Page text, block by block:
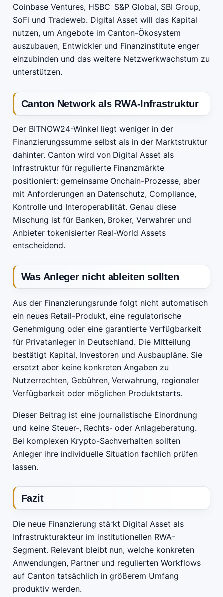
Coinbase Ventures, HSBC, S&P Global, SBI Group,
SoFi und Tradeweb. Digital Asset will das Kapital
nutzen, um Angebote im Canton-Ökosystem
auszubauen, Entwickler und Finanzinstitute enger
einzubinden und das weitere Netzwerkwachstum zu
unterstützen.
Canton Network als RWA-Infrastruktur
Der BITNOW24-Winkel liegt weniger in der
Finanzierungssumme selbst als in der Marktstruktur
dahinter. Canton wird von Digital Asset als
Infrastruktur für regulierte Finanzmärkte
positioniert: gemeinsame Onchain-Prozesse, aber
mit Anforderungen an Datenschutz, Compliance,
Kontrolle und Interoperabilität. Genau diese
Mischung ist für Banken, Broker, Verwahrer und
Anbieter tokenisierter Real-World Assets
entscheidend.
Was Anleger nicht ableiten sollten
Aus der Finanzierungsrunde folgt nicht automatisch
ein neues Retail-Produkt, eine regulatorische
Genehmigung oder eine garantierte Verfügbarkeit
für Privatanleger in Deutschland. Die Mitteilung
bestätigt Kapital, Investoren und Ausbaupläne. Sie
ersetzt aber keine konkreten Angaben zu
Nutzerrechten, Gebühren, Verwahrung, regionaler
Verfügbarkeit oder möglichen Produktstarts.
Dieser Beitrag ist eine journalistische Einordnung
und keine Steuer-, Rechts- oder Anlageberatung.
Bei komplexen Krypto-Sachverhalten sollten
Anleger ihre individuelle Situation fachlich prüfen
lassen.
Fazit
Die neue Finanzierung stärkt Digital Asset als
Infrastrukturakteur im institutionellen RWA-
Segment. Relevant bleibt nun, welche konkreten
Anwendungen, Partner und regulierten Workflows
auf Canton tatsächlich in größerem Umfang
produktiv werden.